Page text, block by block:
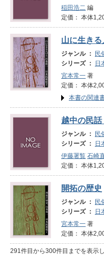
稲田浩二 編
定価： 本体
山に生きる
ジャンル ：
民
シリーズ ：
日
宮本常一 著
定価： 本体
本書の関連
越中の民
ジャンル ：
民
シリーズ ：
日
伊藤署覧 石崎
定価： 本体
開拓の歴史
ジャンル ：
民
シリーズ ：
日
宮本常一 著
定価： 本体
291件目から300件目までを表示